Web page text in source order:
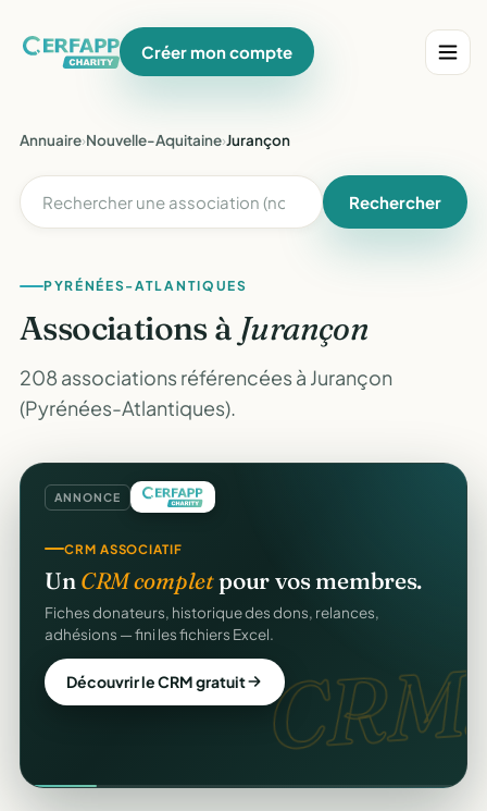
Créer mon compte
Annuaire›Nouvelle-Aquitaine›Jurançon
Rechercher
PYRÉNÉES-ATLANTIQUES
Associations à Jurançon
208 associations référencées à Jurançon
(Pyrénées-Atlantiques).
ANNONCE
CRM.
CRM ASSOCIATIF
Un CRM completpour vos membres.
Fiches donateurs, historique des dons, relances,
adhésions — fini les fichiers Excel.
Découvrir le CRM gratuit